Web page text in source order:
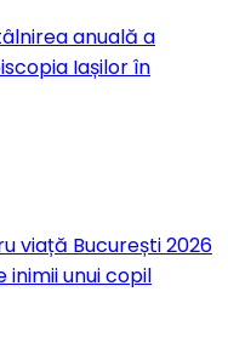
anuală a
Iașilor în
viață București 2026
unui copil